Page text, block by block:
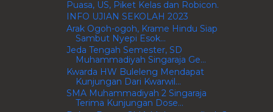
Puasa, US, Piket Kelas dan Robicon.
INFO UJIAN SEKOLAH 2023
Arak Ogoh-ogoh, Krame Hindu Siap
Sambut Nyepi Esok...
Jeda Tengah Semester, SD
Muhammadiyah Singaraja Ge...
Kwarda HW Buleleng Mendapat
Kunjungan Dari Kwarwil...
SMA Muhammadiyah 2 Singaraja
Terima Kunjungan Dose...